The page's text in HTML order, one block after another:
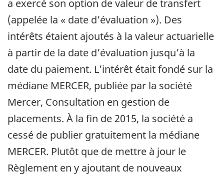
a exercé son option de valeur de transfert
(appelée la « date d’évaluation »). Des
intérêts étaient ajoutés à la valeur actuarielle
à partir de la date d’évaluation jusqu’à la
date du paiement. L’intérêt était fondé sur la
médiane MERCER, publiée par la société
Mercer, Consultation en gestion de
placements. À la fin de 2015, la société a
cessé de publier gratuitement la médiane
MERCER. Plutôt que de mettre à jour le
Règlement en y ajoutant de nouveaux